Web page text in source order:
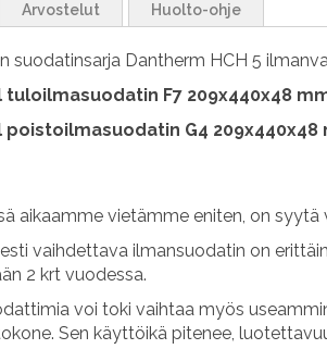
suodatinsarja Dantherm HCH 5
tuloilmasuodatin F7 209x440x48
poistoilmasuodatin G4 209x440x48
aikaamme vietämme eniten, on
vaihdettava ilmansuodatin on
2 krt vuodessa.
voi toki vaihtaa myös
Sen käyttöikä pitenee,
Arvostelut Huolto-ohje